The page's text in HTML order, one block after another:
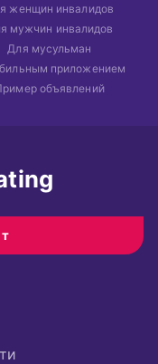
женщин инвалидов
мужчин инвалидов
Для мусульман
приложением
объявлений